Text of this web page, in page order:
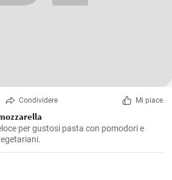
Condividere Mi piace
per gustosi pasta con pomodori e